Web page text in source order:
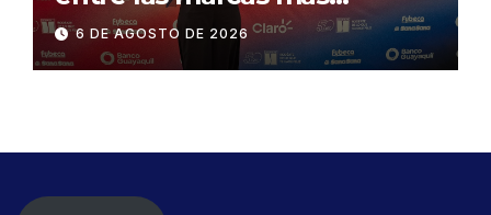
influyentes del Ecuador
6 DE AGOSTO DE 2026